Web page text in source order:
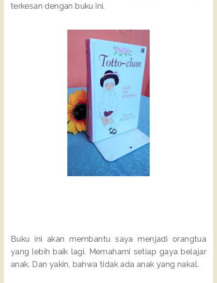
terkesan dengan buku ini.
Buku ini akan membantu saya menjadi orangtua
yang lebih baik lagi. Memahami setiap gaya belajar
anak. Dan yakin, bahwa tidak ada anak yang nakal.